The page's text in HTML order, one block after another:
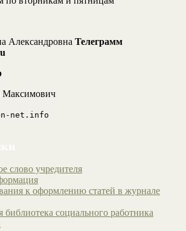
Александровна Телеграмм
net.info
слово учредителя
к оформлению статей в журнале
библиотека социального работника